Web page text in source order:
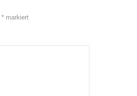
* markiert